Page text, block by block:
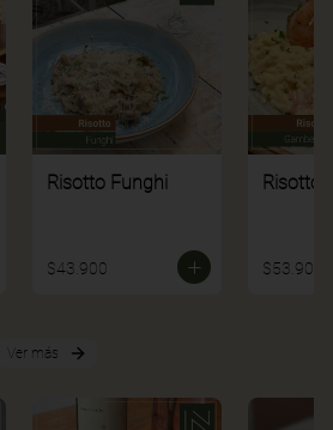
Risotto Funghi
$43.900
Risotto
$53.900
Ver más